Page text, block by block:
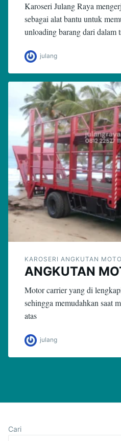
Karoseri Julang Raya
sebagai alat bantu untuk
unloading barang dari dalam
julang
KAROSERI ANGKUTAN
ANGKUTAN
Motor carrier yang di
sehingga memudahkan saat
atas
julang
Cari